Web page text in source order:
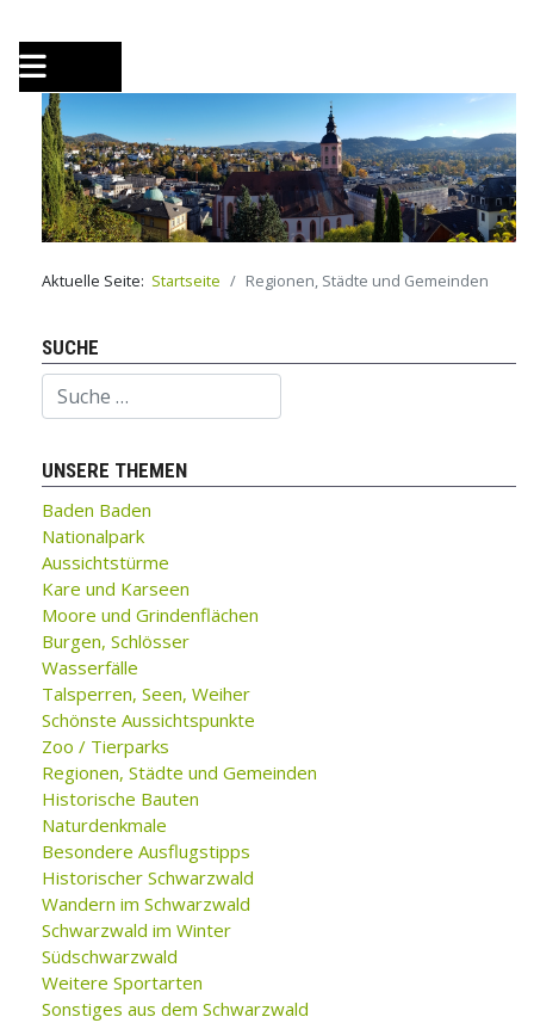
Aktuelle Seite: Startseite Regionen, Städte und Gemeinden
SUCHE
Suchen
UNSERE THEMEN
Baden Baden
Nationalpark
Aussichtstürme
Kare und Karseen
Moore und Grindenflächen
Burgen, Schlösser
Wasserfälle
Talsperren, Seen, Weiher
Schönste Aussichtspunkte
Zoo / Tierparks
Regionen, Städte und Gemeinden
Historische Bauten
Naturdenkmale
Besondere Ausflugstipps
Historischer Schwarzwald
Wandern im Schwarzwald
Schwarzwald im Winter
Südschwarzwald
Weitere Sportarten
Sonstiges aus dem Schwarzwald